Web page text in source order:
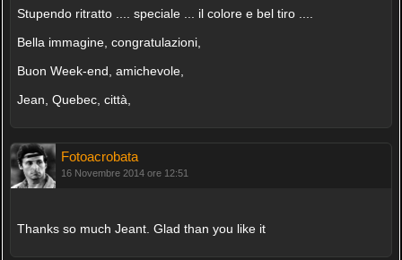
Stupendo ritratto .... speciale ... il colore e bel tiro ....
Bella immagine, congratulazioni,
Buon Week-end, amichevole,
Jean, Quebec, città,
Fotoacrobata
16 Novembre 2014 ore 12:51
Thanks so much Jeant. Glad than you like it